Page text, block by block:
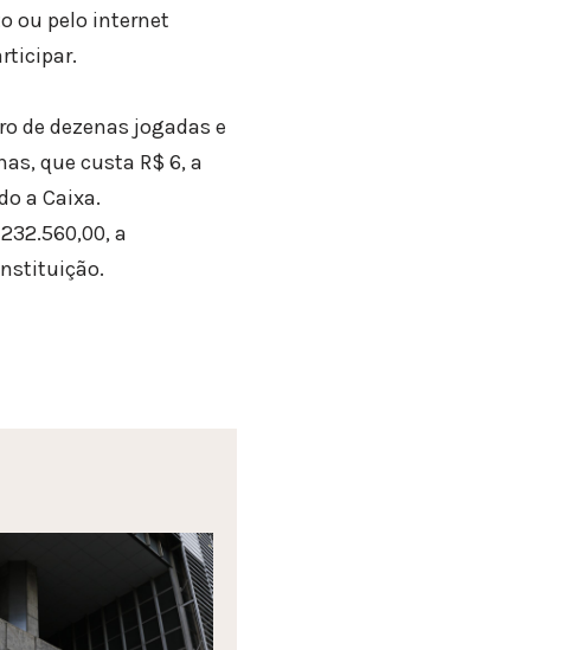
ou pelo internet
de dezenas jogadas e
que custa R$ 6, a
a Caixa.
a